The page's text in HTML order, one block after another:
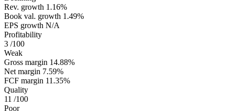
Rev. growth 1.16%
Book val. growth 1.49%
EPS growth N/A
Profitability
3 /100
Weak
Gross margin 14.88%
Net margin 7.59%
FCF margin 11.35%
Quality
11 /100
Poor